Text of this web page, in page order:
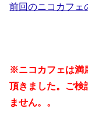
前回のニコカフェ
※ニコカフェは満
頂きました。ご検
ません。。